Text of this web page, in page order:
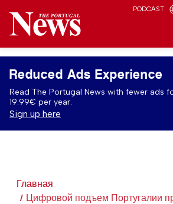
PODCAST
Reduced Ads Experience
Read The Portugal News with fewer ads
19.99€ per year.
Sign up here
Главная
Цифровой подъем Португалии